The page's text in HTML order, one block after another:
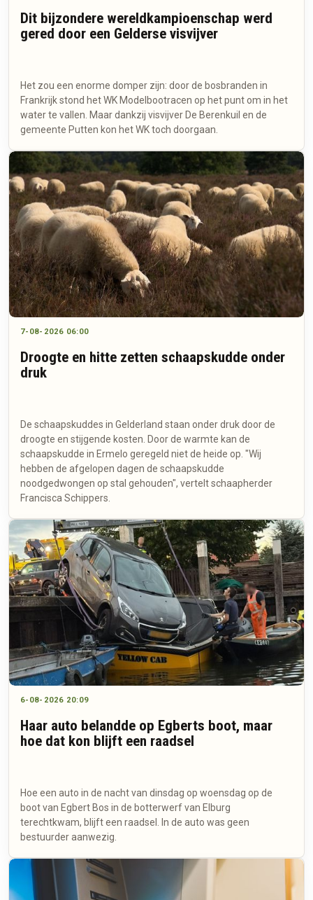
Dit bijzondere wereldkampioenschap werd
gered door een Gelderse visvijver
Het zou een enorme domper zijn: door de bosbranden in
Frankrijk stond het WK Modelbootracen op het punt om in het
water te vallen. Maar dankzij visvijver De Berenkuil en de
gemeente Putten kon het WK toch doorgaan.
7-08-2026 06:00
Droogte en hitte zetten schaapskudde onder
druk
De schaapskuddes in Gelderland staan onder druk door de
droogte en stijgende kosten. Door de warmte kan de
schaapskudde in Ermelo geregeld niet de heide op. "Wij
hebben de afgelopen dagen de schaapskudde
noodgedwongen op stal gehouden", vertelt schaapherder
Francisca Schippers.
6-08-2026 20:09
Haar auto belandde op Egberts boot, maar
hoe dat kon blijft een raadsel
Hoe een auto in de nacht van dinsdag op woensdag op de
boot van Egbert Bos in de botterwerf van Elburg
terechtkwam, blijft een raadsel. In de auto was geen
bestuurder aanwezig.